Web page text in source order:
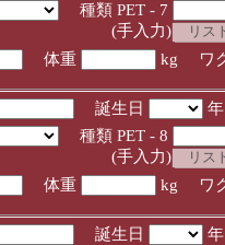
種類 PET - 7
入力)
体重 kg ワ
誕生日
種類 PET - 8
入力)
体重 kg ワ
誕生日